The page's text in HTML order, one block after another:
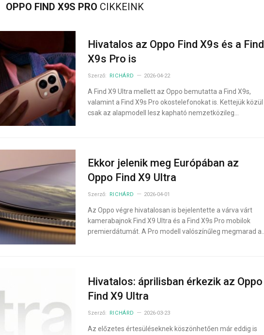
OPPO FIND X9S PRO CIKKEINK
Hivatalos az Oppo Find X9s és a Find
X9s Pro is
Szerző: RICHÁRD 2026-04-22
A Find X9 Ultra mellett az Oppo bemutatta a Find X9s,
valamint a Find X9s Pro okostelefonokat is. Kettejük közül
csak az alapmodell lesz kapható nemzetközileg…
Ekkor jelenik meg Európában az
Oppo Find X9 Ultra
Szerző: RICHÁRD 2026-04-01
Az Oppo végre hivatalosan is bejelentette a várva várt
kamerabajnok Find X9 Ultra és a Find X9s Pro mobilok
premierdátumát. A Pro modell valószínűleg megmarad a…
Hivatalos: áprilisban érkezik az Oppo
Find X9 Ultra
Szerző: RICHÁRD 2026-03-23
Az előzetes értesüléseknek köszönhetően már eddig is